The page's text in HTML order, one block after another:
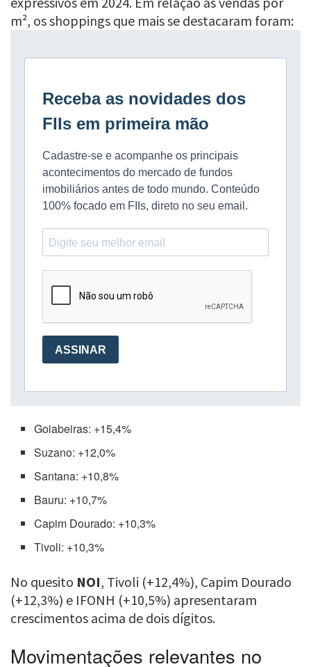
m², os shoppings que mais se destacaram foram:
Goiabeiras: +15,4%
Suzano: +12,0%
Santana: +10,8%
Bauru: +10,7%
Capim Dourado: +10,3%
Tivoli: +10,3%
No quesito NOI, Tivoli (+12,4%), Capim Dourado
(+12,3%) e IFONH (+10,5%) apresentaram
crescimentos acima de dois dígitos.
Movimentações relevantes no